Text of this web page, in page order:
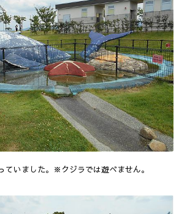
ていました。※クジラでは遊べません。